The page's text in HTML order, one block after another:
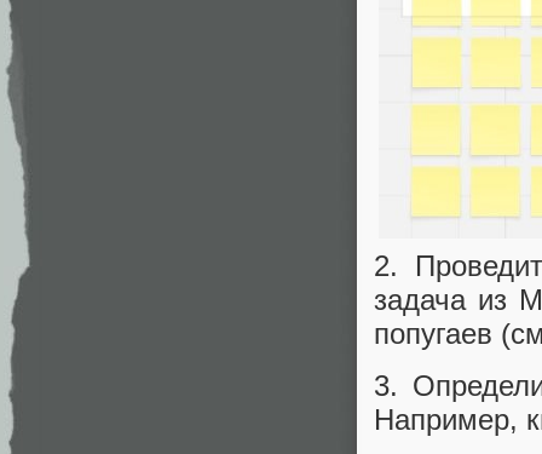
2.
задача из
попугаев
3.
Например,